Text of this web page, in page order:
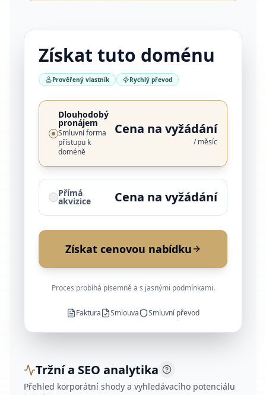
Získat tuto doménu
Prověřený vlastník Rychlý převod
Dlouhodobý
pronájem
Smluvní forma
přístupu k
doméně
Cena na vyžádání
/ měsíc
Přímá
akvizice Cena na vyžádání
Získat cenovou nabídku
Proces probíhá písemně a s jasnými podmínkami.
Faktura Smlouva Smluvní převod
Tržní a SEO analytika
Přehled korporátní shody a vyhledávacího potenciálu